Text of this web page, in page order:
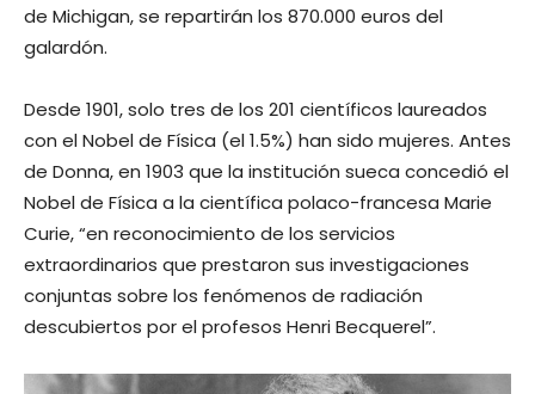
de Michigan, se repartirán los 870.000 euros del
galardón.
Desde 1901, solo tres de los 201 científicos laureados
con el Nobel de Física (el 1.5%) han sido mujeres. Antes
de Donna, en 1903 que la institución sueca concedió el
Nobel de Física a la científica polaco-francesa Marie
Curie, “en reconocimiento de los servicios
extraordinarios que prestaron sus investigaciones
conjuntas sobre los fenómenos de radiación
descubiertos por el profesos Henri Becquerel”.